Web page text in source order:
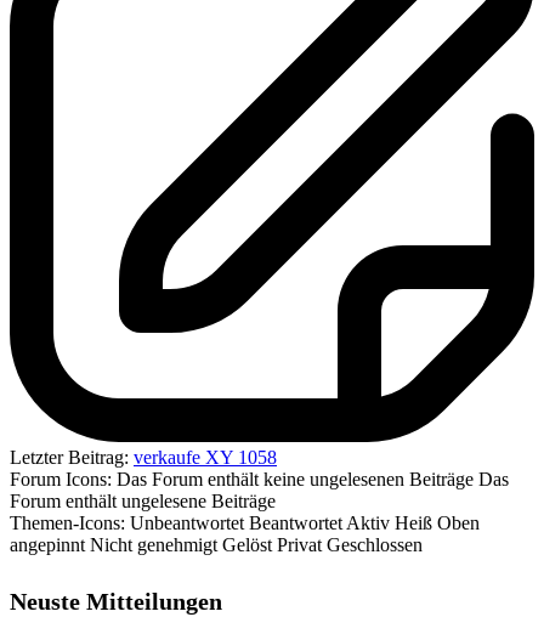
Letzter Beitrag: verkaufe XY 1058
Forum Icons: Das Forum enthält keine ungelesenen Beiträge Das
Forum enthält ungelesene Beiträge
Themen-Icons: Unbeantwortet Beantwortet Aktiv Heiß Oben
angepinnt Nicht genehmigt Gelöst Privat Geschlossen
Neuste Mitteilungen